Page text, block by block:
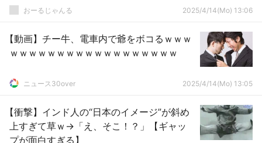
おーるじゃんる 2025/4/14(Mo) 13:06
【動画】チー牛、電車内で爺をボコるｗｗｗ
ｗｗｗｗｗｗｗｗｗｗｗｗｗｗｗｗｗｗ
ニュース30over 2025/4/14(Mo) 13:05
【衝撃】インド人の“日本のイメージ”が斜め
上すぎて草ｗ→「え、そこ！？」【ギャッ
プが面白すぎる】